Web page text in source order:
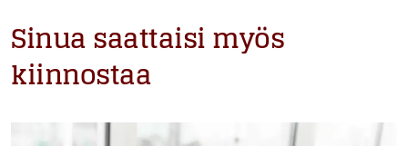
Sinua saattaisi myös
kiinnostaa